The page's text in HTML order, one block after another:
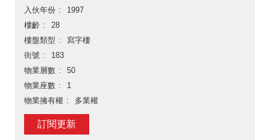
入伙年份
1997
樓齡
28
樓盤類型
寫字樓
街號
183
物業層數
50
物業座數
1
物業擁有權
多業權
訂閱更新